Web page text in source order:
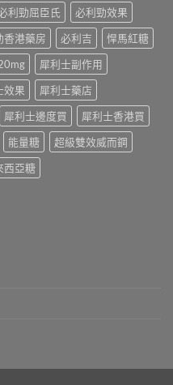
利勁屈臣氏
必利勁效果
香港藥房 必利吉
悍馬紅糖
犀利士副作用
效果
犀利士藥店
犀利士邊度買
犀利士香港買
能量糖
超級雙效威而鋼
西亞糖